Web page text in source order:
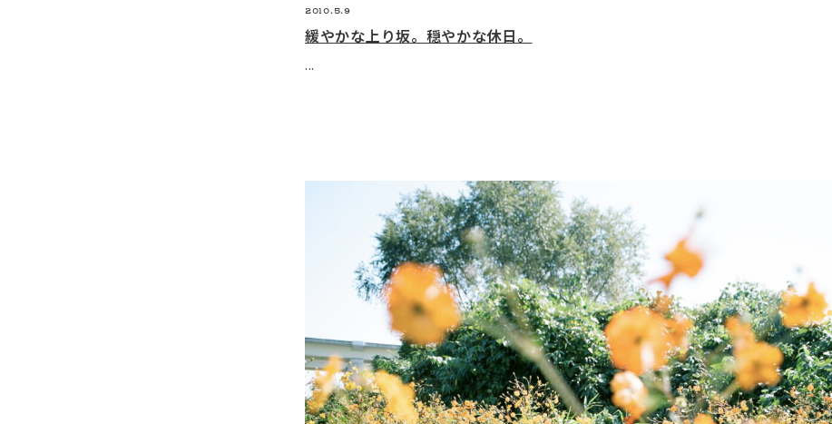
2010.5.9
緩やかな上り坂。穏やかな休日。
...